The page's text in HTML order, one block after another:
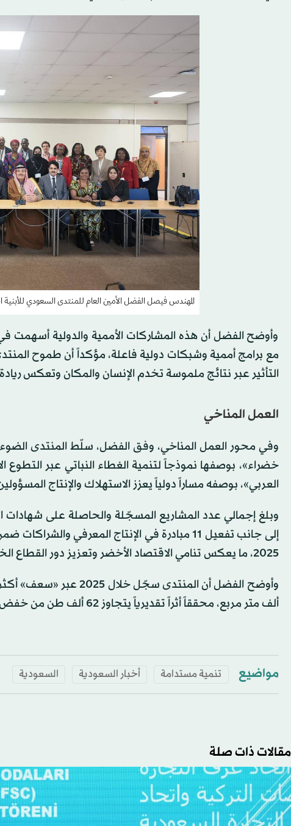
المهندس فيصل الفضل الأمين العام للمنتدى السعودي للأبنية
وأوضح الفضل أن هذه المشاركات الأممية والدولية أسهمت
التأثير عبر نتائج ملموسة تخدم الإنسان والمكان وتعكس
العمل المناخي
وفي محور العمل المناخي، وفق الفضل، سلّط المنتدى الضوء
خضراء»، بوصفها نموذجاً لتنمية الغطاء النباتي عبر
العربي»، بوصفه مساراً دولياً يعزز الاستهلاك والإنتاج
2025، ما يعكس تنامي الاقتصاد الأخضر وتعزيز دور القطاع الخاص في التحول المستدام.
ألف متر مربع، محققاً أثراً تقديرياً يتجاوز 62 ألف طن من خفض الانبعاثات الكربونية سنوياً.
مواضيع تنمية مستدامة أخبار السعودية السعودية
مقالات ذات صلة